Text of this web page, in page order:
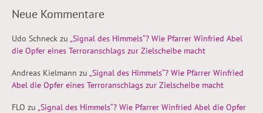
Neue Kommentare
Udo Schneck zu „Signal des Himmels“? Wie Pfarrer Winfried Abel
die Opfer eines Terroranschlags zur Zielscheibe macht
Andreas Kielmann zu „Signal des Himmels“? Wie Pfarrer Winfried
Abel die Opfer eines Terroranschlags zur Zielscheibe macht
FLO zu „Signal des Himmels“? Wie Pfarrer Winfried Abel die Opfer